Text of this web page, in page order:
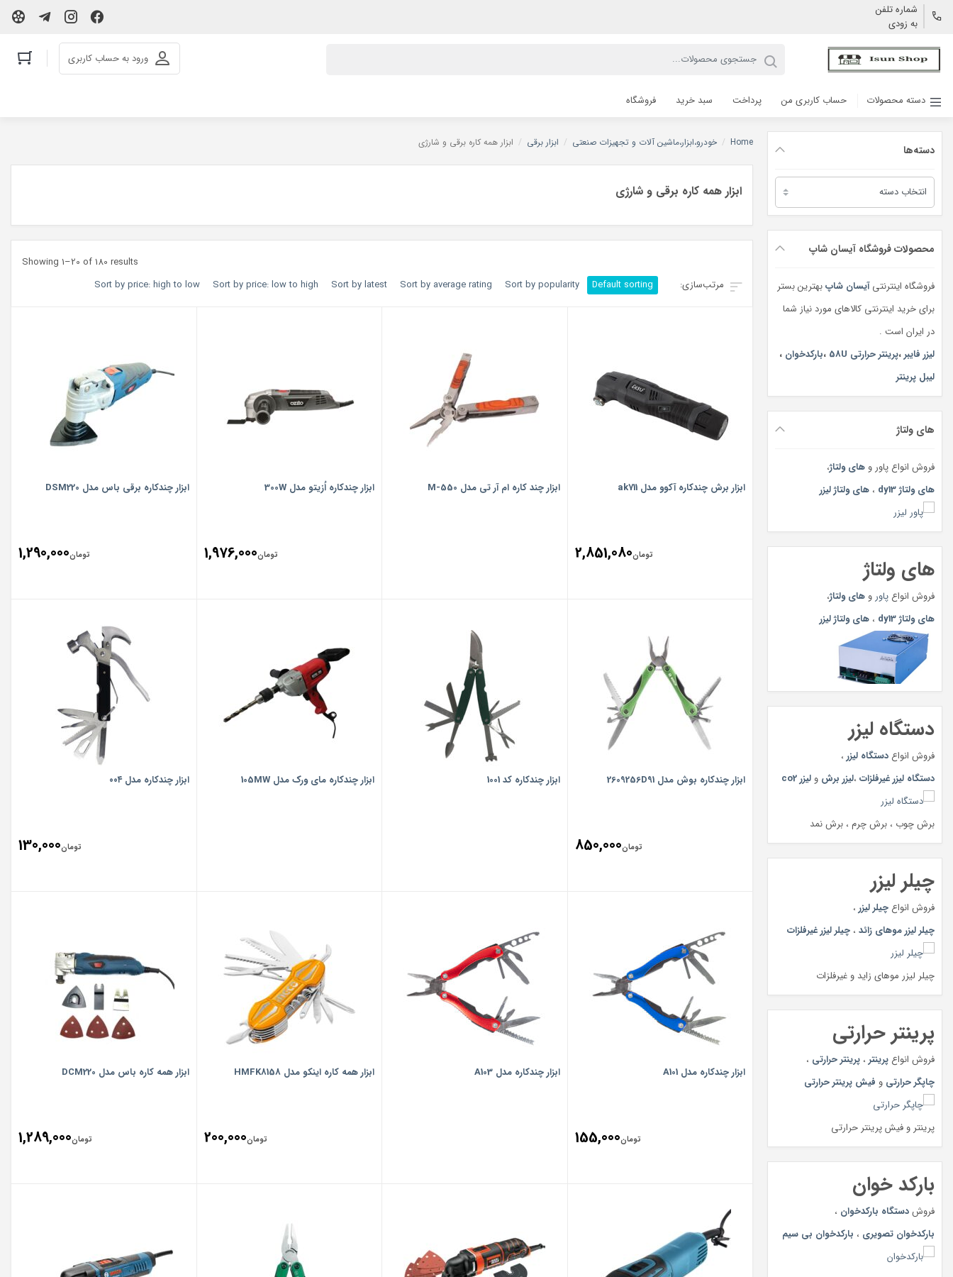
شماره تلفن
به زودی
ورود به حساب کاربری
دسته محصولات حساب کاربری من پرداخت سبد خرید فروشگاه
دسته‌ها
دسته‌ها
محصولات فروشگاه آیسان شاپ
فروشگاه اینترنتیآیسان شاپبهترین بستر
برای خرید اینترنتی کالاهای مورد نیاز شما
در ایران است .
لیزر فایبر،پرینتر حرارتی 58U ،بارکدخوان ،
لیبل پرینتر
های ولتاژ
فروش انواع پاور و های ولتاژ،
های ولتاژ dy13
، های ولتاژ لیزر
های ولتاژ
فروش انواع پاور و های ولتاژ،
های ولتاژ dy13
، های ولتاژ لیزر
دستگاه لیزر
فروش انواع دستگاه لیزر ،
دستگاه لیزر غیرفلزات ،لیزر برش و لیزر co2
برش چوب ، برش چرم ، برش نمد
چیلر لیزر
فروش انواع چیلر لیزر ،
چیلر لیزر موهای زائد ، چیلر لیزر غیرفلزات
چیلر لیزر موهای زاید و غیرفلزات
پرینتر حرارتی
فروش انواع پرینتر ، پرینتر حرارتی ،
چاپگر حرارتی و فیش پرینتر حرارتی
پرینتر و فیش پرینتر حرارتی
بارکد خوان
فروشدستگاه بارکدخوان ،
بارکدخوان تصویری ، بارکدخوان بی سیم
Home
/ خودرو،ابزار،ماشین آلات و تجهیزات صنعتی / ابزار برقی / ابزار همه کاره برقی و شارژی
ابزار همه کاره برقی و شارژی
Showing 1–20 of 180 results
Default sorting
Sort by popularity
Sort by average rating
Sort by latest
Sort by price: low to high
Sort by price: high to low
ابزار برش چندکاره آکوو مدل ak711
تومان2,851,080
ابزار چند کاره ام آر تی مدل M-550 ابزار چندکاره اُزیتو مدل 300W
تومان1,976,000
ابزار چندکاره برقی باس مدل DSM220
تومان1,290,000
ابزار چندکاره بوش مدل 2609256D91
تومان850,000
ابزار چندکاره کد 1001 ابزار چندکاره مای ورک مدل 105MW ابزار چندکاره مدل ۰۰۴
تومان130,000
ابزار چندکاره مدل A101
تومان155,000
ابزار چندکاره مدل A103 ابزار همه کاره اینکو مدل HMFK8158
تومان200,000
ابزار همه کاره باس مدل DCM220
تومان1,289,000